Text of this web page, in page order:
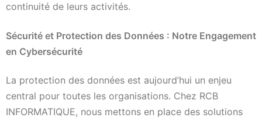
continuité de leurs activités.
Sécurité et Protection des Données : Notre Engagement
en Cybersécurité
La protection des données est aujourd’hui un enjeu
central pour toutes les organisations. Chez RCB
INFORMATIQUE, nous mettons en place des solutions